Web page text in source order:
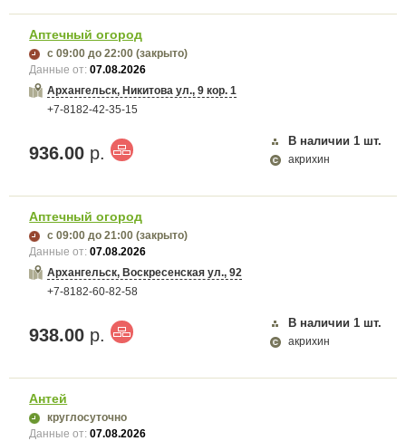
Аптечный огород
с 09:00 до 22:00 (закрыто)
Данные от:07.08.2026
Архангельск, Никитова ул., 9 кор. 1
+7-8182-42-35-15
936.00 р.
В наличии 1 шт.
акрихин
Аптечный огород
с 09:00 до 21:00 (закрыто)
Данные от:07.08.2026
Архангельск, Воскресенская ул., 92
+7-8182-60-82-58
938.00 р.
В наличии 1 шт.
акрихин
Антей
круглосуточно
Данные от:07.08.2026